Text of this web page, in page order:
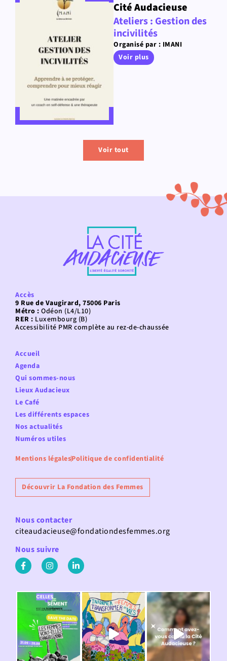
Cité Audacieuse
Ateliers : Gestion des
incivilités
Organisé par : IMANI
Voir plus
Voir tout
Accès
9 Rue de Vaugirard, 75006 Paris
Métro : Odéon (L4/L10)
RER : Luxembourg (B)
Accessibilité PMR complète au rez-de-chaussée
Accueil
Agenda
Qui sommes-nous
Lieux Audacieux
Le Café
Les différents espaces
Nos actualités
Numéros utiles
Mentions légalesPolitique de confidentialité
Découvrir La Fondation des Femmes
Nous contacter
citeaudacieuse@fondationdesfemmes.org
Nous suivre